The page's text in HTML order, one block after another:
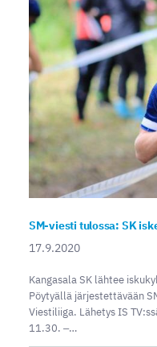
SM-viesti tulossa: SK
17.9.2020
Kangasala SK lähtee
Pöytyällä järjestettävään
Viestiliiga. Lähetys IS
11.30. ‒…